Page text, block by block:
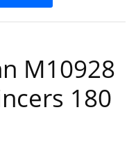
M10928
180